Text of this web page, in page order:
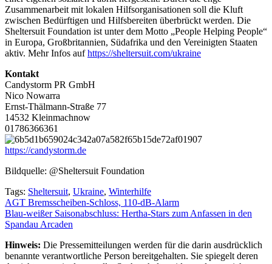
Zusammenarbeit mit lokalen Hilfsorganisationen soll die Kluft
zwischen Bedürftigen und Hilfsbereiten überbrückt werden. Die
Sheltersuit Foundation ist unter dem Motto „People Helping People“
in Europa, Großbritannien, Südafrika und den Vereinigten Staaten
aktiv. Mehr Infos aufhttps://sheltersuit.com/ukraine
Kontakt
Candystorm PR GmbH
Nico Nowarra
Ernst-Thälmann-Straße 77
14532 Kleinmachnow
01786366361
https://candystorm.de
Bildquelle: @Sheltersuit Foundation
Tags: Sheltersuit, Ukraine, Winterhilfe
Beitragsnavigation
AGT Bremsscheiben-Schloss, 110-dB-Alarm
Blau-weißer Saisonabschluss: Hertha-Stars zum Anfassen in den
Spandau Arcaden
Hinweis: Die Pressemitteilungen werden für die darin ausdrücklich
benannte verantwortliche Person bereitgehalten. Sie spiegelt deren